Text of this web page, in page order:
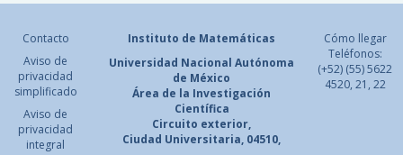
Contacto
Aviso de
privacidad
simplificado
Aviso de
privacidad
integral
Instituto de Matemáticas
Universidad Nacional Autónoma
de México
Área de la Investigación
Científica
Circuito exterior,
Ciudad Universitaria, 04510,
Cómo llegar
Teléfonos:
(+52) (55) 5622
4520, 21, 22